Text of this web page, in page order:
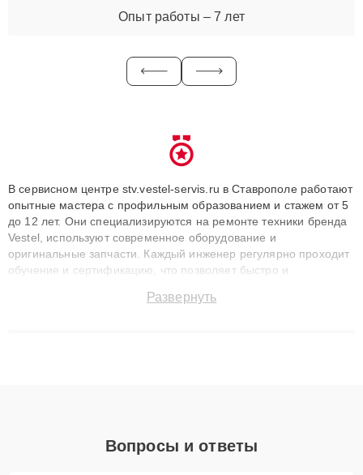
Опыт работы – 7 лет
В сервисном центре stv.vestel-servis.ru в Ставрополе работают
опытные мастера с профильным образованием и стажем от 5
до 12 лет. Они специализируются на ремонте техники бренда
Vestel, используют современное оборудование и
оригинальные запчасти. Каждый инженер регулярно проходит
обучение и сертификацию, что позволяет быстро и
сохранением гарантии до 3 лет. Наши мастера решают
Развернуть
Вопросы и ответы